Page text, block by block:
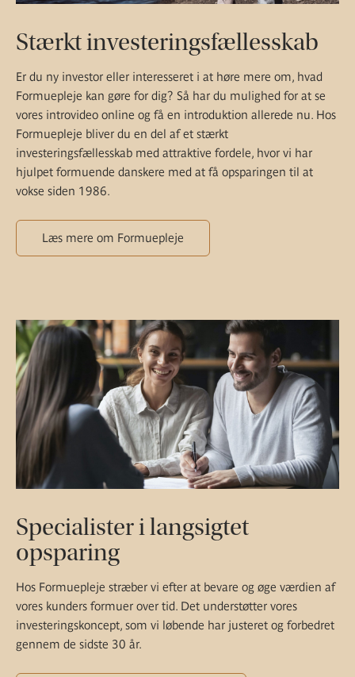
Stærkt investeringsfællesskab
Er du ny investor eller interesseret i at høre mere om, hvad
Formuepleje kan gøre for dig? Så har du mulighed for at se
vores introvideo online og få en introduktion allerede nu. Hos
Formuepleje bliver du en del af et stærkt
investeringsfællesskab med attraktive fordele, hvor vi har
hjulpet formuende danskere med at få opsparingen til at
vokse siden 1986.
Læs mere om Formuepleje
Specialister i langsigtet
opsparing
Hos Formuepleje stræber vi efter at bevare og øge værdien af
vores kunders formuer over tid. Det understøtter vores
investeringskoncept, som vi løbende har justeret og forbedret
gennem de sidste 30 år.